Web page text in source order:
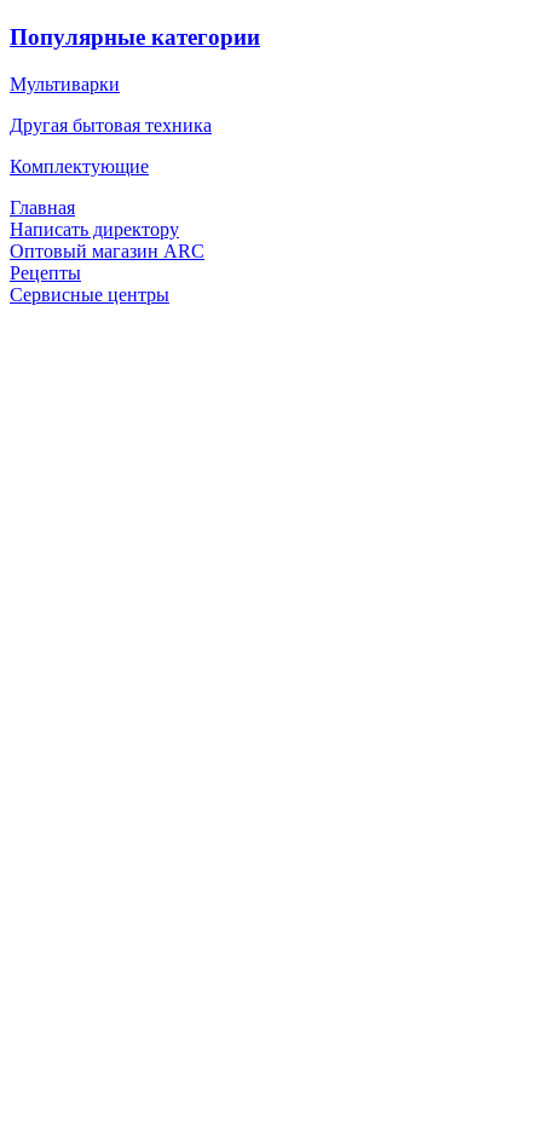
Популярные категории
Мультиварки
Другая бытовая техника
Комплектующие
Главная
Написать директору
Оптовый магазин ARC
Рецепты
Сервисные центры